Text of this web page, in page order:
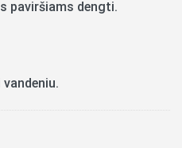
paviršiams dengti.